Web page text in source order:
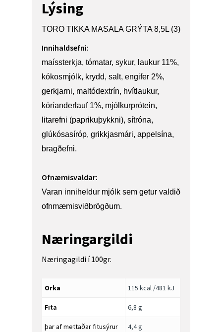
Lýsing
TORO TIKKA MASALA GRÝTA 8,5L (3)
Innihaldsefni:
maíssterkja, tómatar, sykur, laukur 11%,
kókosmjólk, krydd, salt, engifer 2%,
gerkjarni, maltódextrín, hvítlaukur,
kóríanderlauf 1%, mjólkurprótein,
litarefni (paprikuþykkni), sítróna,
glúkósasíróp, grikkjasmári, appelsína,
bragðefni.
Ofnæmisvaldar:
Varan inniheldur mjólk sem getur valdið
ofnmæmisviðbrögðum.
Næringargildi
Næringagildi í 100gr.
Orka 115 kcal /481 kJ
Fita 6,8 g
þar af mettaðar fitusýrur 4,4 g